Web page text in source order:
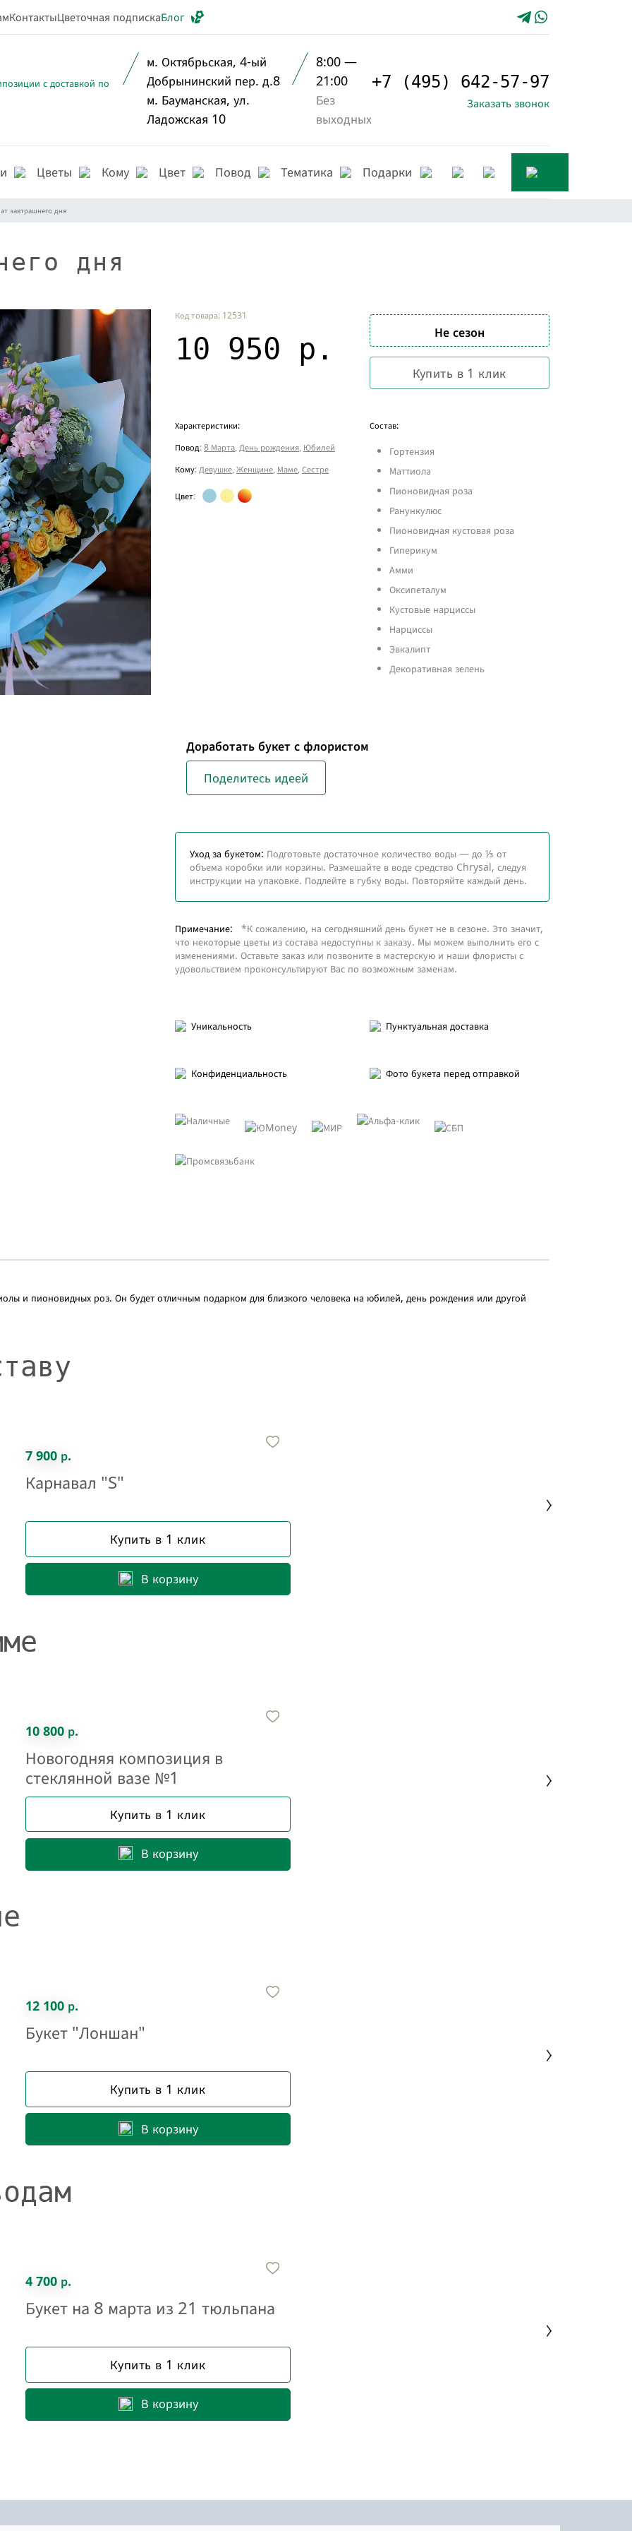
КонтактыЦветочная подпискаБлог
м. Октябрьская, 4-ый
Добрынинский пер. д.8
м. Бауманская, ул.
Ладожская 10
8:00 —
21:00
Без
выходных
+7 (495) 642-57-97
Заказать звонок
Цветы Кому Цвет Повод Тематика Подарки
завтрашнего дня
дня
Код товара: 12531
10 950 р.
Не сезон
Купить в 1 клик
Характеристики:
Повод:8 Марта,День рождения, Юбилей
Кому:Девушке,Женщине, Маме,Сестре
Цвет:
Состав:
Гортензия
Маттиола
Пионовидная роза
Ранункулюс
Пионовидная кустовая роза
Гиперикум
Амми
Оксипеталум
Кустовые нарциссы
Нарциссы
Эвкалипт
Декоративная зелень
Доработать букет с флористом
Поделитесь идеей
Уход за букетом: Подготовьте достаточное количество воды — до ⅓ от
объема коробки или корзины. Размешайте в воде средство Chrysal, следуя
инструкции на упаковке. Подлейте в губку воды. Повторяйте каждый день.
Примечание:
*К сожалению, на сегодняшний день букет не в сезоне. Это значит,
что некоторые цветы из состава недоступны к заказу. Мы можем выполнить его с
изменениями. Оставьте заказ или позвоните в мастерскую и наши флористы с
удовольствием проконсультируют Вас по возможным заменам.
Уникальность Пунктуальная доставка
Конфиденциальность Фото букета перед отправкой
и пионовидных роз. Он будет отличным подарком для близкого человека на юбилей, день рождения или другой
7 900 р.
Карнавал "S"
Купить в 1 клик
В корзину
10 800 р.
Новогодняя композиция в
стеклянной вазе №1
Купить в 1 клик
В корзину
12 100 р.
Букет "Лоншан"
Купить в 1 клик
В корзину
4 700 р.
Букет на 8 марта из 21 тюльпана
Купить в 1 клик
В корзину